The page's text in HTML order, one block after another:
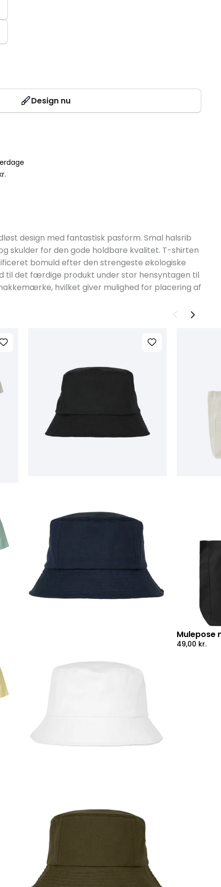
Design nu
design med fantastisk pasform. Smal halsrib
skulder for den gode holdbare kvalitet. T-shirten
bomuld efter den strengeste økologiske
til det færdige produkt under stor hensyntagen til
hvilket giver mulighed for placering af
Mulepose
49,00 kr.